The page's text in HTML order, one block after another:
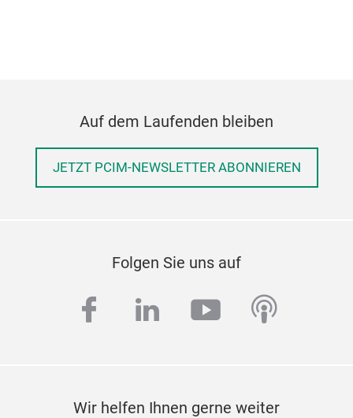
Auf dem Laufenden bleiben
JETZT PCIM-NEWSLETTER ABONNIEREN
Folgen Sie uns auf
facebook
linkedinyoutube
Wir helfen Ihnen gerne weiter